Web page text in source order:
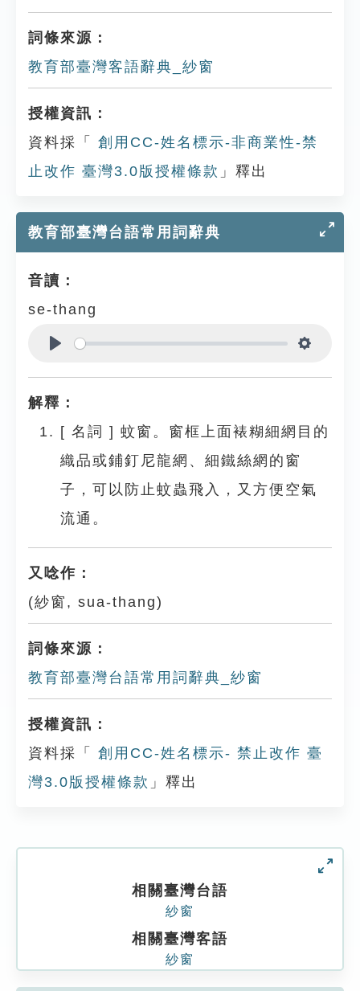
詞條來源：
教育部臺灣客語辭典_紗窗
授權資訊：
資料採「
創用CC-姓名標示-非商業性-禁
止改作 臺灣3.0版授權條款 」釋出
教育部臺灣台語常用詞辭典
音讀：
se-thang
解釋：
[ 名詞 ] 蚊窗。窗框上面裱糊細網目的
織品或鋪釘尼龍網、細鐵絲網的窗
子，可以防止蚊蟲飛入，又方便空氣
流通。
又唸作：
(紗窗, sua-thang)
詞條來源：
教育部臺灣台語常用詞辭典_紗窗
授權資訊：
資料採「
創用CC-姓名標示- 禁止改作 臺
灣3.0版授權條款 」釋出
相關臺灣台語
紗窗
相關臺灣客語
紗窗